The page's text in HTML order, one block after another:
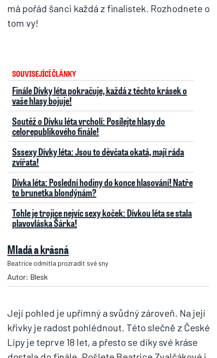
má pořád šanci každá z finalistek. Rozhodnete o
tom vy!
SOUVISEJÍCÍ ČLÁNKY
Finále Dívky léta pokračuje, každá z těchto krásek o
vaše hlasy bojuje!
Soutěž o Dívku léta vrcholí: Posílejte hlasy do
celorepublikového finále!
Sssexy Dívky léta: Jsou to děvčata okatá, mají ráda
zvířata!
Dívka léta: Poslední hodiny do konce hlasování! Natře
to brunetka blondýnám?
Tohle je trojice nejvíc sexy koček: Dívkou léta se stala
plavovláska Šárka!
Mladá a krásná
Beatrice odmítla prozradit své sny
Autor: Blesk
Její pohled je upřímný a svůdný zároveň. Na její
křivky je radost pohlédnout. Této slečně z České
Lípy je teprve 18 let, a přesto se díky své kráse